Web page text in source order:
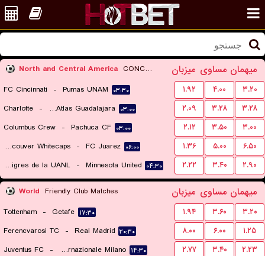
North and Central America CONCACAF Leagues Cup میزبان مساوی میهمان
FC Cincinnati - Pumas UNAM ۰۳:۳۰ ۱.۹۲ ۴.۰۰
۳.۲۰
Charlotte - CF Atlas Guadalajara ۰۳:۰۰ ۲.۰۹ ۳.۲۸
۳.۲۸
Columbus Crew - Pachuca CF ۰۳:۰۰ ۲.۱۲ ۳.۵۰
۳.۰۰
Vancouver Whitecaps
- FC Juarez ۰۶:۰۰ ۱.۳۶ ۵.۰۰
۶.۵۰
Club Tigres de la UANL
- Minnesota United ۰۴:۳۰ ۲.۲۲ ۳.۴۰ ۲.۹۰
World Friendly Club Matches میزبان مساوی میهمان
Tottenham - Getafe ۱۷:۳۰ ۱.۹۴ ۳.۶۰
۳.۲۰
Ferencvarosi TC - Real Madrid ۲۰:۳۰ ۸.۰۰ ۶.۰۰
۱.۲۵
Juventus FC - Internazionale Milano ۱۴:۳۰ ۲.۷۷ ۳.۴۰
۲.۲۳